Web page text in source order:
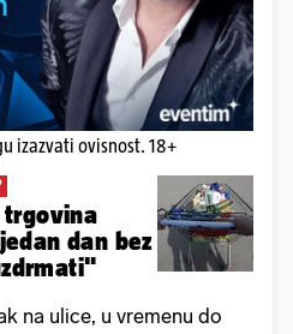
izazvati ovisnost. 18+
trgovina
dan bez
na ulice, u vremenu do